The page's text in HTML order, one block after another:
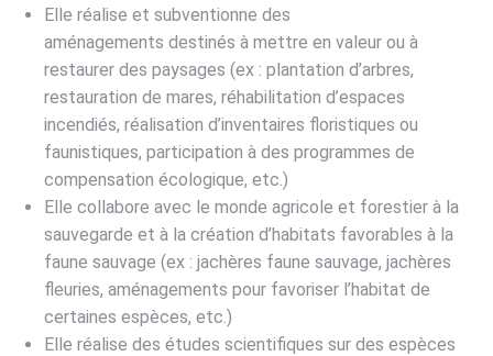
Elle réalise et subventionne des
aménagements destinés à mettre en valeur ou à
restaurer des paysages (ex : plantation d’arbres,
restauration de mares, réhabilitation d’espaces
incendiés, réalisation d’inventaires floristiques ou
faunistiques, participation à des programmes de
compensation écologique, etc.)
Elle collabore avec le monde agricole et forestier à la
sauvegarde et à la création d’habitats favorables à la
faune sauvage (ex : jachères faune sauvage, jachères
fleuries, aménagements pour favoriser l’habitat de
certaines espèces, etc.)
Elle réalise des études scientifiques sur des espèces